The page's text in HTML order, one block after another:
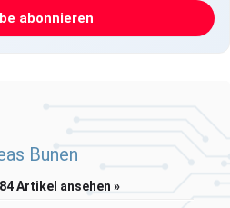
abonnieren
Bunen
Artikel ansehen »